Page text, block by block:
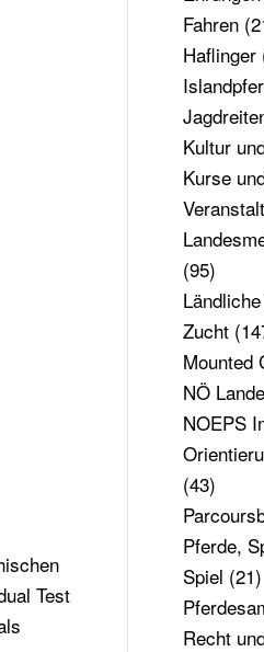
Test
Fahren
Haflinger
Kultur
Kurse
(95)
Zucht
Mounted
NÖ
NOEPS
(43)
Pferde,
Spiel (21)
Recht